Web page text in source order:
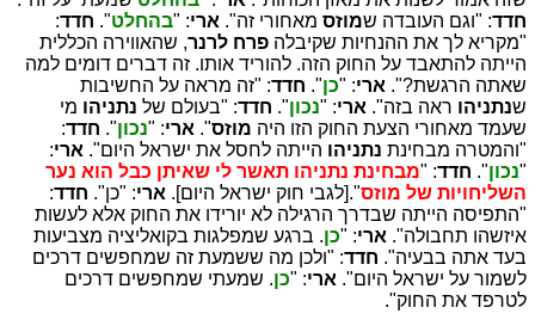
חדד: "וגם העובדה שמוזס מאחורי זה". ארי: "בהחלט". חדד:
"מקריא לך את ההנחיות שקיבלה פרח לרנר, שהאווירה הכללית
הייתה להתאבד על החוק הזה. להוריד אותו. זה דברים דומים למה
שאתה הרגשת?". ארי: "כן". חדד: "זה מראה על החשיבות
שנתניהו ראה בזה". ארי: "נכון". חדד: "בעולם של נתניהו מי
שעמד מאחורי הצעת החוק הזו היה מוזס". ארי: "נכון". חדד:
"והמטרה מבחינת נתניהו הייתה לחסל את ישראל היום". ארי:
"נכון". חדד: "מבחינת נתניהו תאשר לי שאיתן כבל הוא נער
השליחויות של מוזס".[לגבי חוק ישראל היום]. ארי: "כן". חדד:
"התפיסה הייתה שבדרך הרגילה לא יורידו את החוק אלא לעשות
איזשהו תחבולה". ארי: "כן. ברגע שמפלגות בקואליציה מצביעות
בעד אתה בבעיה". חדד: "ולכן מה ששמעת זה שמחפשים דרכים
לשמור על ישראל היום". ארי: "כן. שמעתי שמחפשים דרכים
לטרפד את החוק".